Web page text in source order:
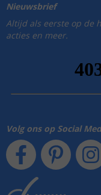
Nieuwsbrief
Altijd als eerste op de
acties en meer.
Volg ons op Social